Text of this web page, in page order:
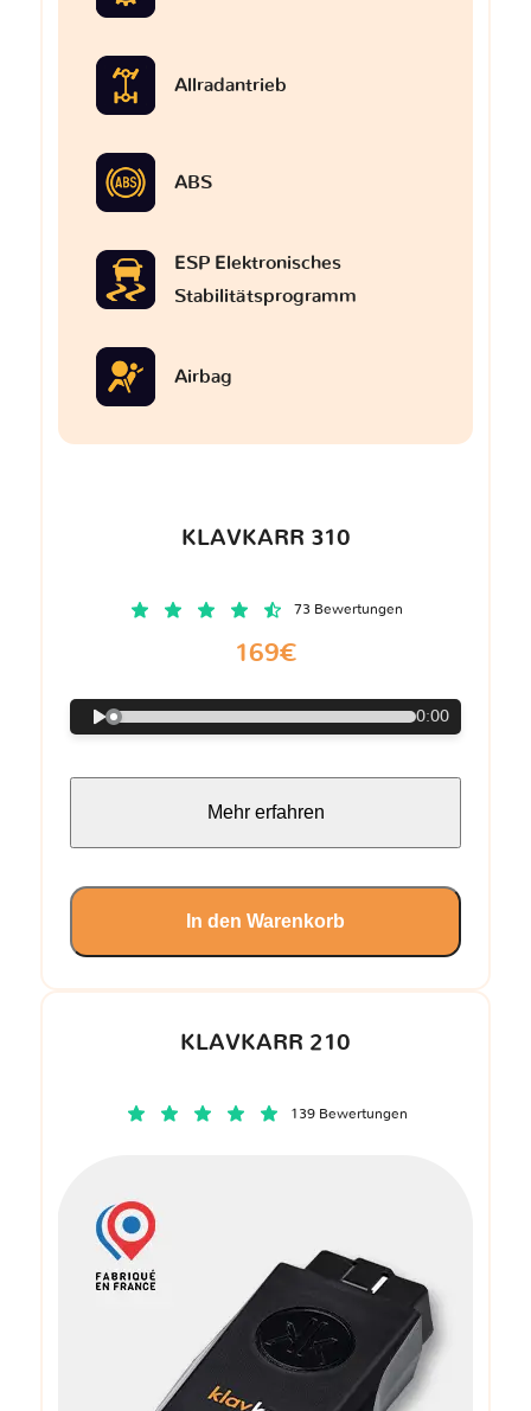
KLAVKARR 210
139 Bewertungen
Allradantrieb
ABS
ESP Elektronisches
Stabilitätsprogramm
Airbag
KLAVKARR 310
73 Bewertungen
169€
0:00
Mehr erfahren
In den Warenkorb